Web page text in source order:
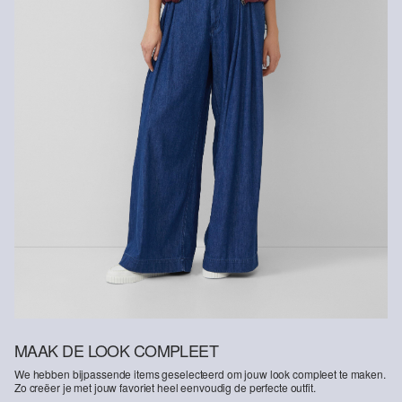
MAAK DE LOOK COMPLEET
We hebben bijpassende items geselecteerd om jouw look compleet te maken.
Zo creëer je met jouw favoriet heel eenvoudig de perfecte outfit.